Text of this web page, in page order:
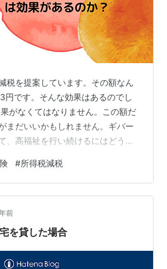
税を提案しています。その額なん
円です。そんな効果はあるのでし
がなくてはなりません。この額だ
まだいいかもしれません。ギバー
、高福祉を行い続けるにはどうす
史上最年少終身教授アダムグラン
与える人」こそ成功する時代』を
人に惜しみなく与える人)はいつま
か？ テイカー(真っ先に自分の利益
ざる負えない人もいる マッチャー
#所得税減税
前
を貸した場合